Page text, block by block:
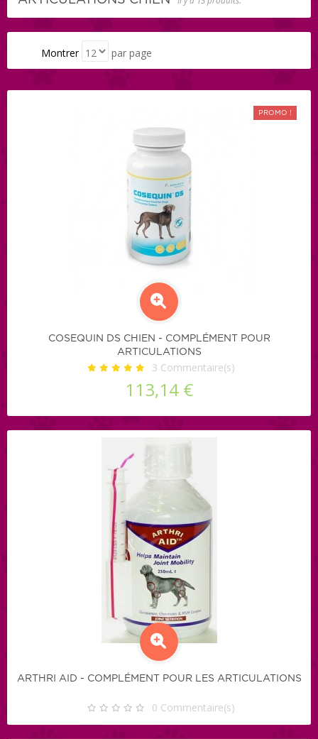
Montrer par page
PROMO !
COSEQUIN DS CHIEN - COMPLÉMENT POUR
ARTICULATIONS
3 Commentaire(s)
113,14 €
ARTHRI AID - COMPLÉMENT POUR LES ARTICULATIONS
0 Commentaire(s)